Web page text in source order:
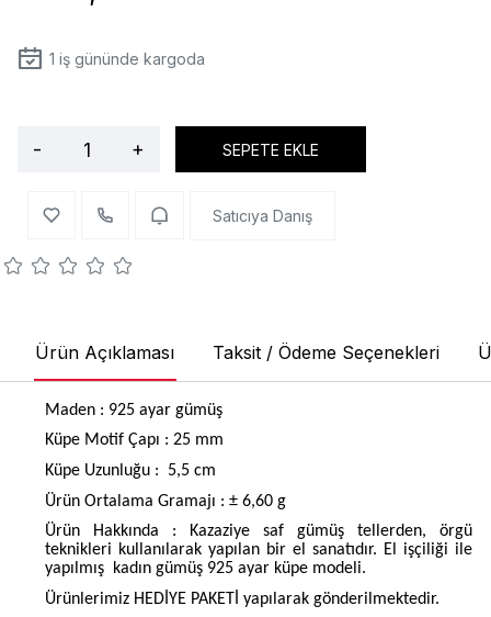
1 iş gününde kargoda
- + SEPETE EKLE
Satıcıya Danış
Ürün Açıklaması Taksit / Ödeme Seçenekleri
Maden : 925 ayar gümüş
Küpe Motif Çapı : 25 mm
Küpe Uzunluğu :
5,5 cm
Ürün Ortalama Gramajı : ± 6,60 g
Ürün Hakkında : Kazaziye saf gümüş tellerden, örgü
teknikleri kullanılarak yapılan bir el sanatıdır. El işçiliği ile
yapılmış kadın gümüş 925 ayar küpe modeli.
Ürünlerimiz HEDİYE PAKETİ yapılarak gönderilmektedir.